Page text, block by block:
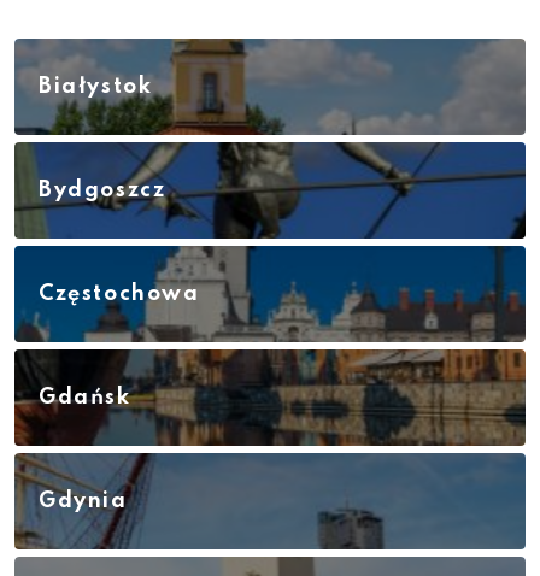
Białystok
Bydgoszcz
Częstochowa
Gdańsk
Gdynia